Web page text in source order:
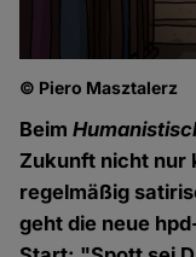
© Piero Masztalerz
Beim
Zukunft nicht nur
regelmäßig
geht die neue